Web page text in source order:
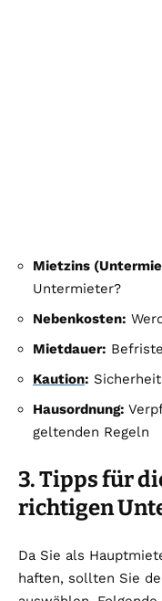
Mietzins
Untermieter?
Nebenkosten:
Mietdauer:
Kaution:
Hausordnung:
geltenden Regeln
3. Tipps für
richtigen
Da Sie als
haften, sollten Sie